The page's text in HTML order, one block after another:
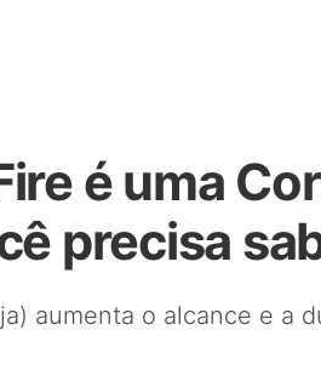
é uma
precisa
aumenta o alcance e a